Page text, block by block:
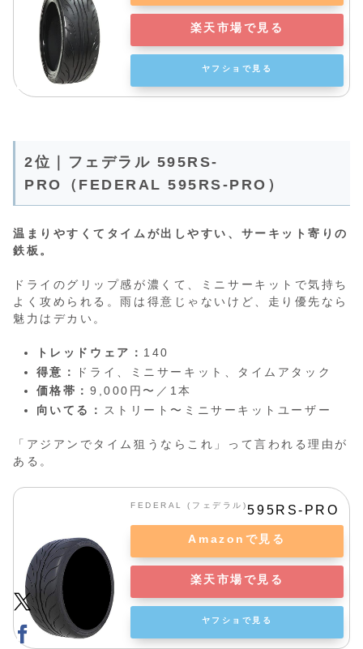
楽天市場で見る
ヤフショで見る
2位｜フェデラル 595RS-
PRO（FEDERAL 595RS-PRO）
温まりやすくてタイムが出しやすい、サーキット寄りの
鉄板。
ドライのグリップ感が濃くて、ミニサーキットで気持ち
よく攻められる。雨は得意じゃないけど、走り優先なら
魅力はデカい。
トレッドウェア： 140
得意：
ドライ、ミニサーキット、タイムアタック
価格帯：9,000円〜／1本
向いてる： ストリート〜ミニサーキットユーザー
「アジアンでタイム狙うならこれ」って言われる理由が
ある。
FEDERAL (フェデラル) 595RS-PRO
Amazonで見る
楽天市場で見る
ヤフショで見る